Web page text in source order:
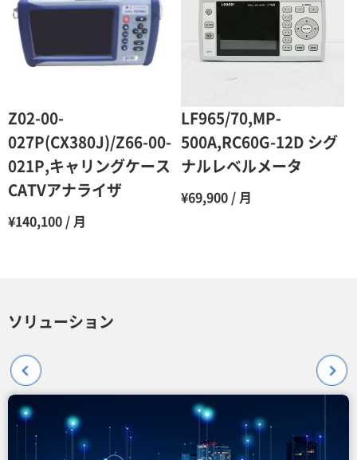
Z02-00-
027P(CX380J)/Z66-00-
021P,キャリングケース
CATVアナライザ
¥140,100 / 月
LF965/70,MP-
500A,RC60G-12D シグ
ナルレベルメータ
¥69,900 / 月
ソリューション